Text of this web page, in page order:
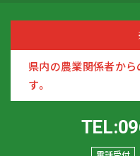
県内の農業関係者か
す。